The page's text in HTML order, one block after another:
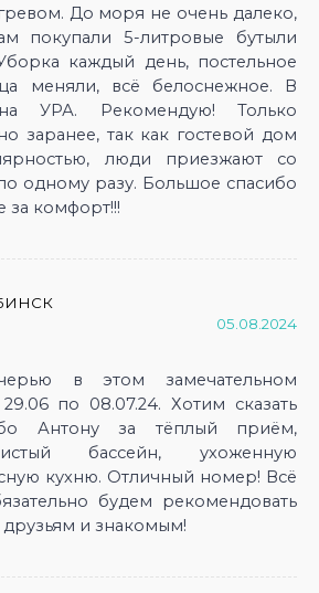
До моря не очень далеко,
покупали 5-литровые бутыли
каждый день, постельное
меняли, всё белоснежное. В
УРА. Рекомендую! Только
заранее, так как гостевой дом
люди приезжают со
одному разу. Большое спасибо
за комфорт!!!
05.08.2024
в этом замечательном
по 08.07.24. Хотим сказать
Антону за тёплый приём,
бассейн, ухоженную
кухню. Отличный номер! Всё
будем рекомендовать
и знакомым!